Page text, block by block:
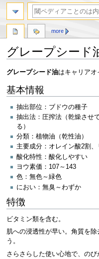
グレープシード
ナ
ゲ
シ
ョ
に
移
動
検
に
動
グレープシード油はキャリアオ
基本情報
抽出部位：ブドウの種子
抽出法：圧搾法（乾燥させ
る）
分類：植物油（乾性油）
主要成分：オレイン酸2割
酸化特性：酸化しやすい
ヨウ素価：107～143
色：無色～緑色
におい：無臭～わずか
特徴
ビタミン類を含む。
肌への浸透性が早い。角質を
う。
さらさらした使い心地で、の
more